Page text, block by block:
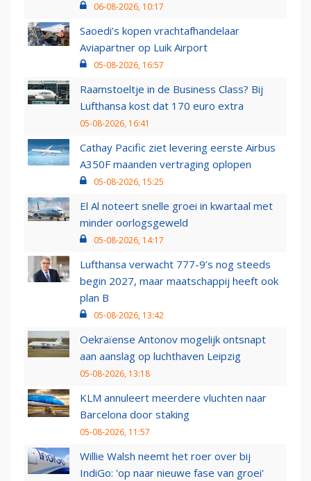
06-08-2026, 10:17
Saoedi’s kopen vrachtafhandelaar
Aviapartner op Luik Airport
05-08-2026, 16:57
Raamstoeltje in de Business Class? Bij
Lufthansa kost dat 170 euro extra
05-08-2026, 16:41
Cathay Pacific ziet levering eerste Airbus
A350F maanden vertraging oplopen
05-08-2026, 15:25
El Al noteert snelle groei in kwartaal met
minder oorlogsgeweld
05-08-2026, 14:17
Lufthansa verwacht 777-9’s nog steeds
begin 2027, maar maatschappij heeft ook
plan B
05-08-2026, 13:42
Oekraïense Antonov mogelijk ontsnapt
aan aanslag op luchthaven Leipzig
05-08-2026, 13:18
KLM annuleert meerdere vluchten naar
Barcelona door staking
05-08-2026, 11:57
Willie Walsh neemt het roer over bij
IndiGo: 'op naar nieuwe fase van groei'